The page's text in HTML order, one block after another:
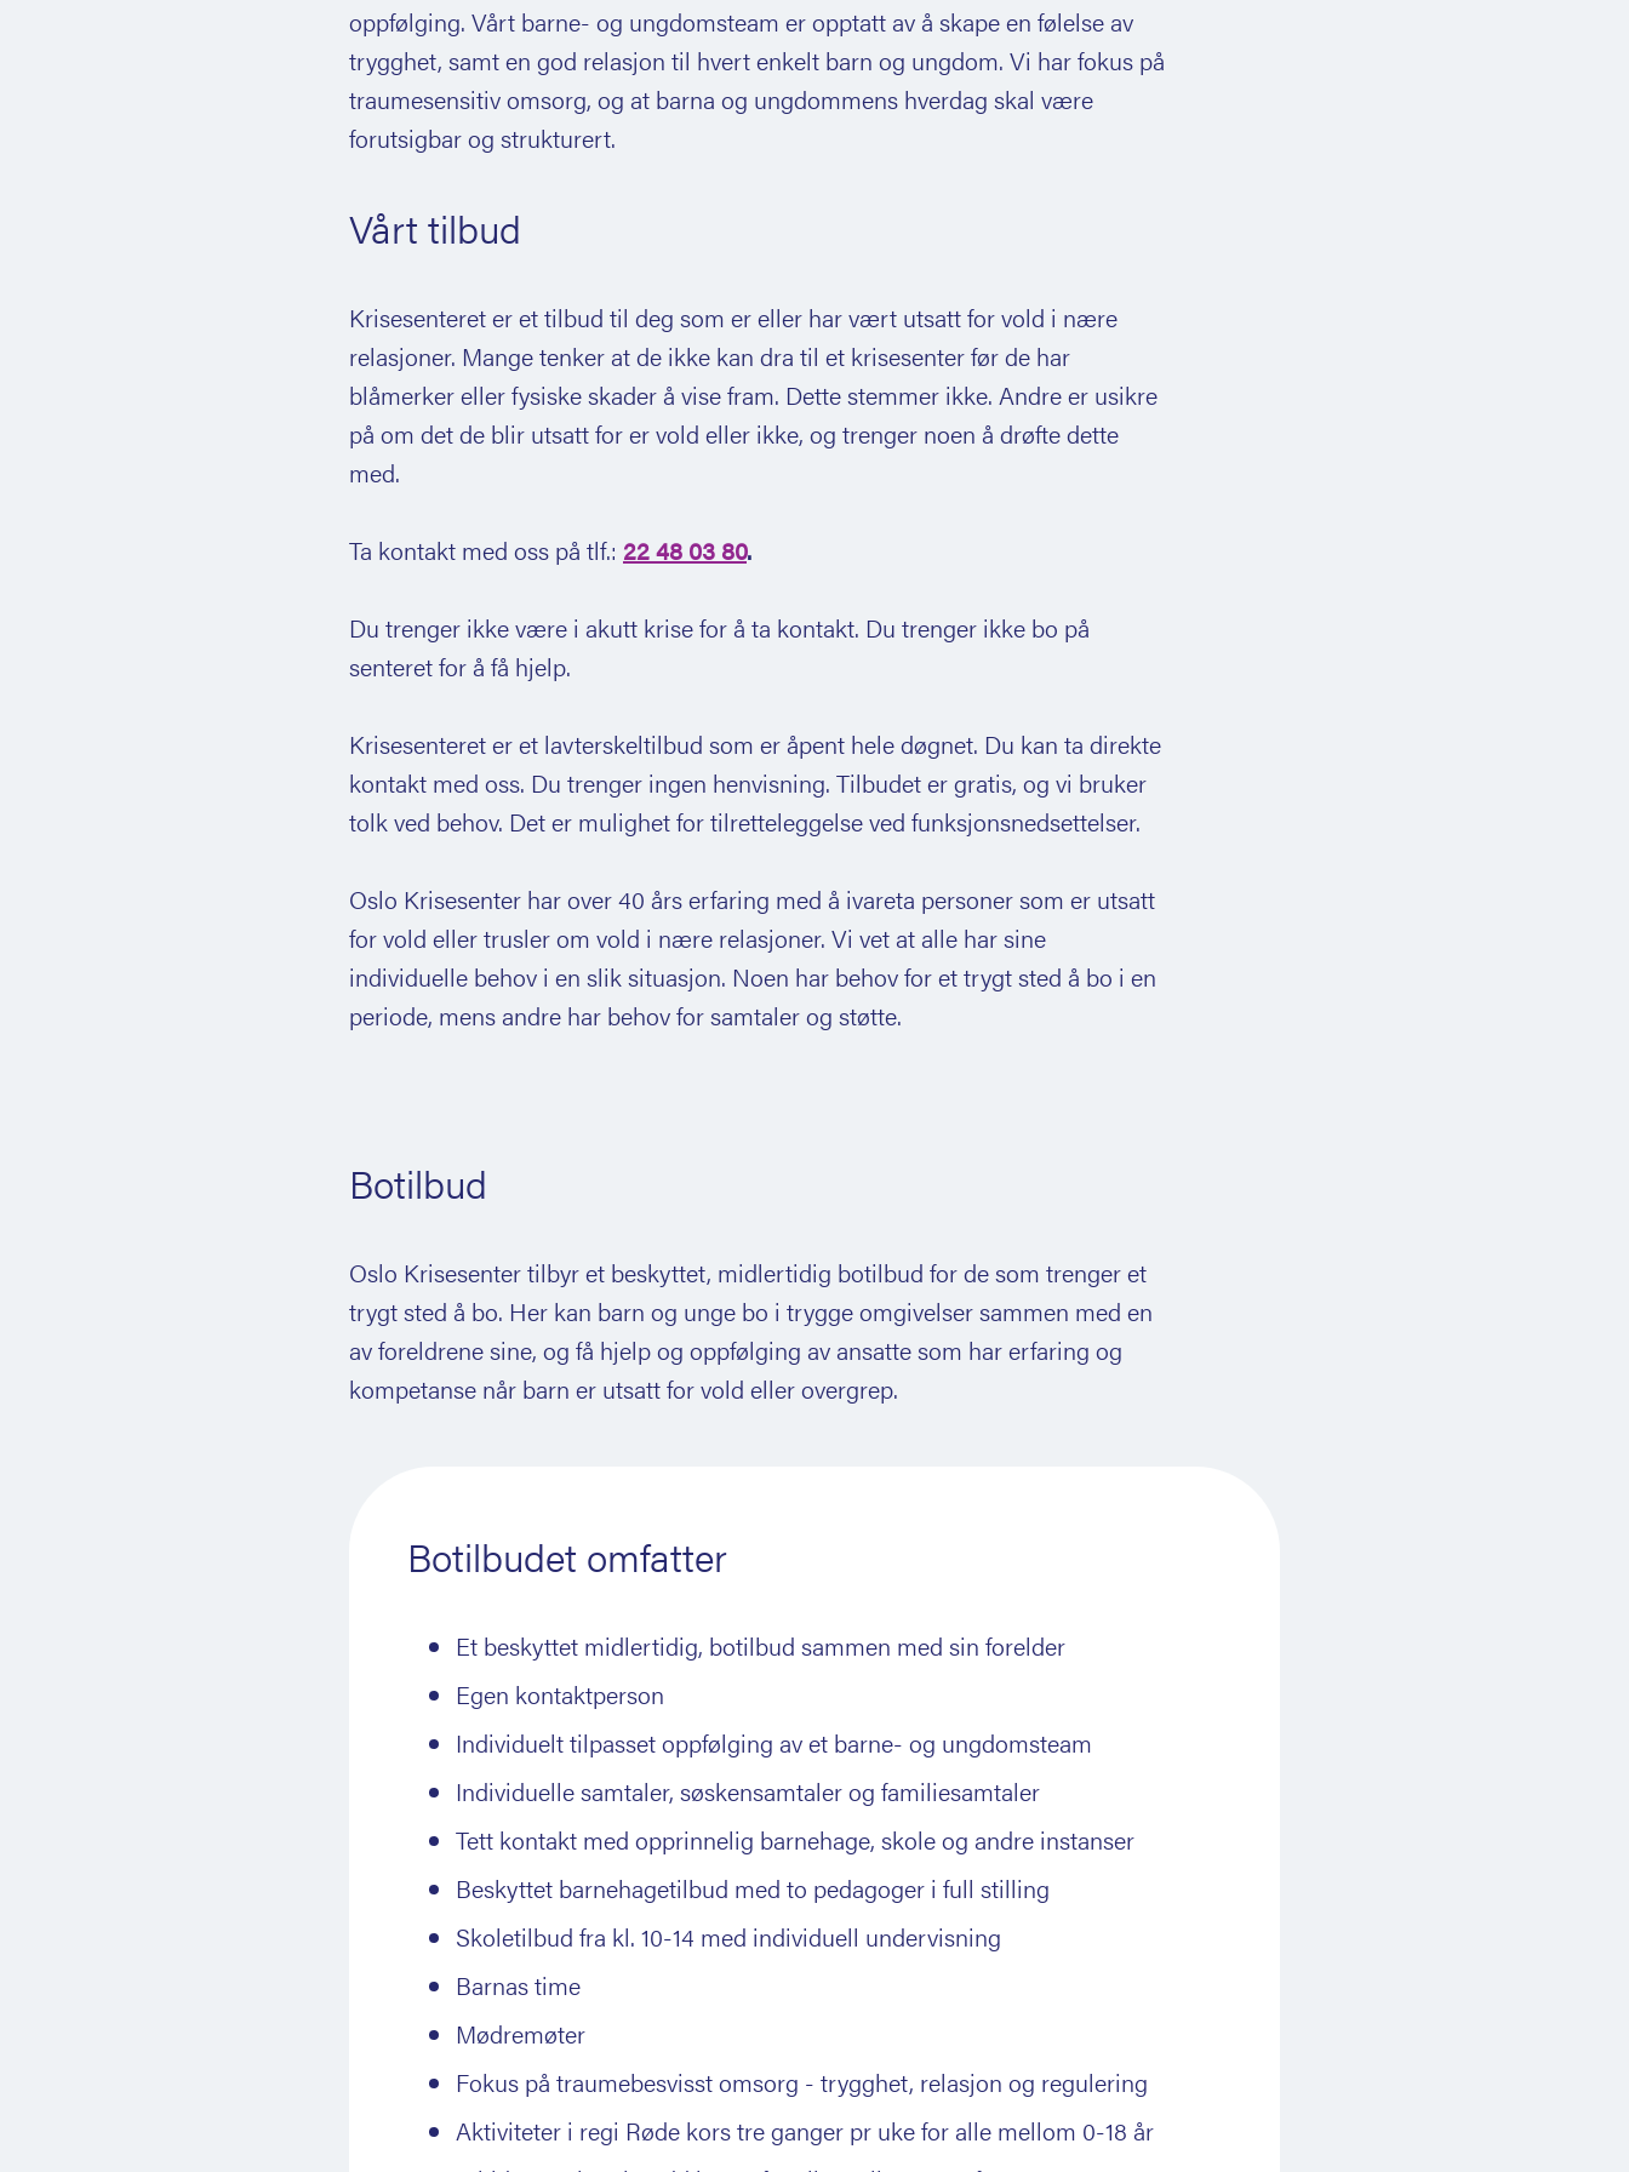
Den æresrelaterte volden kan arte seg forskjellig. Den kan innebære
negativ sosial kontroll, fysisk vold, nedverdigelser og annen psykisk vold,
trusler, tvangsekteskap, utstøtelse og æresdrap. Mange frykter å bli tatt
med til utlandet mot sin vilje og etterlatt hos slekt og familie der.
Kjønnslemlestelse kan føre til både umiddelbare komplikasjoner og
langvarige helseplager for de som utsettes.
oppfølging. Vårt barne- og ungdomsteam er opptatt av å skape en følelse av
trygghet, samt en god relasjon til hvert enkelt barn og ungdom. Vi har fokus på
traumesensitiv omsorg, og at barna og ungdommens hverdag skal være
forutsigbar og strukturert.
Vårt tilbud
Krisesenteret er et tilbud til deg som er eller har vært utsatt for vold i nære
relasjoner. Mange tenker at de ikke kan dra til et krisesenter før de har
blåmerker eller fysiske skader å vise fram. Dette stemmer ikke. Andre er usikre
på om det de blir utsatt for er vold eller ikke, og trenger noen å drøfte dette
med.
Ta kontakt med oss på tlf.: 22 48 03 80.
Du trenger ikke være i akutt krise for å ta kontakt. Du trenger ikke bo på
senteret for å få hjelp.
Krisesenteret er et lavterskeltilbud som er åpent hele døgnet. Du kan ta direkte
kontakt med oss. Du trenger ingen henvisning. Tilbudet er gratis, og vi bruker
tolk ved behov. Det er mulighet for tilretteleggelse ved funksjonsnedsettelser.
Oslo Krisesenter har over 40 års erfaring med å ivareta personer som er utsatt
for vold eller trusler om vold i nære relasjoner. Vi vet at alle har sine
individuelle behov i en slik situasjon. Noen har behov for et trygt sted å bo i en
periode, mens andre har behov for samtaler og støtte.
Botilbud
Oslo Krisesenter tilbyr et beskyttet, midlertidig botilbud for de som trenger et
trygt sted å bo. Her kan barn og unge bo i trygge omgivelser sammen med en
av foreldrene sine, og få hjelp og oppfølging av ansatte som har erfaring og
kompetanse når barn er utsatt for vold eller overgrep.
Botilbudet omfatter
Et beskyttet midlertidig, botilbud sammen med sin forelder
Egen kontaktperson
Individuelt tilpasset oppfølging av et barne- og ungdomsteam
Individuelle samtaler, søskensamtaler og familiesamtaler
Tett kontakt med opprinnelig barnehage, skole og andre instanser
Beskyttet barnehagetilbud med to pedagoger i full stilling
Skoletilbud fra kl. 10-14 med individuell undervisning
Barnas time
Mødremøter
Fokus på traumebesvisst omsorg - trygghet, relasjon og regulering
Aktiviteter i regi Røde kors tre ganger pr uke for alle mellom 0-18 år